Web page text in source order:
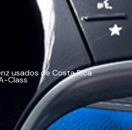
usados de Costa Rica
Class